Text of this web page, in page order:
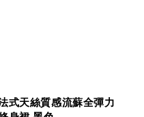
式天絲質感流蘇全彈力